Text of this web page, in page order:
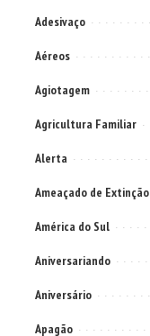
Adesivaço
Aéreos
Agiotagem
Agricultura Familiar
Alerta
Ameaçado de Extinção
América do Sul
Aniversariando
Aniversário
Apagão